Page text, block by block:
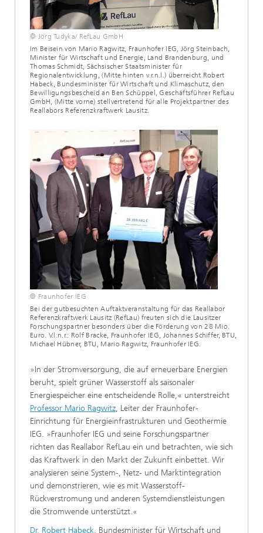
© Jörg Tudyka/ RefLau GmbH
Im Beisein von Mario Ragwitz, Fraunhofer IEG, Jörg Steinbach,
Minister für Wirtschaft und Energie, Land Brandenburg, und
Thomas Schmidt, Sächsischer Staatsminister für
Regionalentwicklung, (Mitte hinten v.r.n.l.) überreicht Robert
Habeck, Bundesminister für Wirtschaft und Klimaschutz, den
Bewilligungsbescheid an Ben Schüppel, Geschäftsführer RefLau
GmbH, (Mitte vorne) stellvertretend für alle Projektpartner des
Reallabors Referenzkraftwerk Lausitz.
© Fraunhofer IEG
Bei der gutbesuchten Auftaktveranstaltung für das Reallabor
Referenzkraftwerk Lausitz (RefLau) freuten sich die Lausitzer
Forschungspartner besonders über die Förderung von 28 Mio.
Euro. V.l.n.r.: Rolf Bracke, Fraunhofer IEG, Johannes Schiffer, BTU,
Michael Hübner, BTU, Mario Ragwitz, Fraunhofer IEG.
»In der Stromversorgung, die auf erneuerbare Energien
beruht, spielt grüner Wasserstoff als saisonaler
Energiespeicher eine entscheidende Rolle,« unterstreicht
Professor Mario Ragwitz, Leiter der Fraunhofer-
Einrichtung für Energieinfrastrukturen und Geothermie
IEG. »Fraunhofer IEG und seine Forschungspartner
richten das Reallabor RefLau ein und betrachten, wie sich
das Kraftwerk in den Markt der Zukunft einbettet. Wir
analysieren seine System-, Netz- und Marktintegration
und demonstrieren, wie es mit Wasserstoff-
Rückverstromung und anderen Systemdienstleistungen
die Stromwende unterstützt.«
Dr. Robert Habeck, Bundesminister für Wirtschaft und